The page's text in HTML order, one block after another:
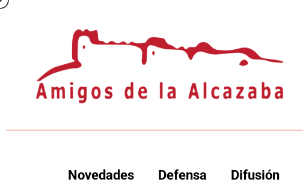
Novedades Defensa Difusión